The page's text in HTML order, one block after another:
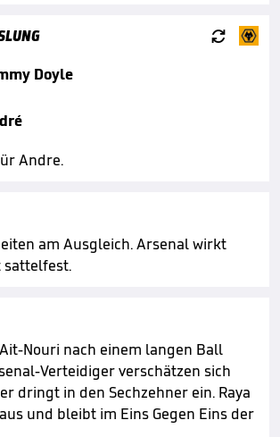

Doyle
Andre.
am Ausgleich. Arsenal wirkt
Nouri nach einem langen Ball
Verteidiger verschätzen sich
dringt in den Sechzehner ein. Raya
und bleibt im Eins Gegen Eins der